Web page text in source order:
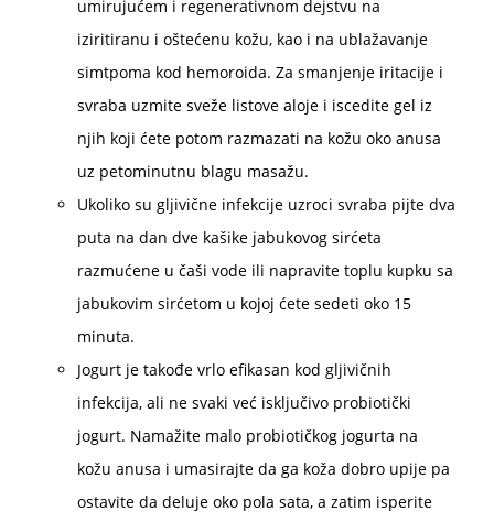
umirujućem i regenerativnom dejstvu na
iziritiranu i oštećenu kožu, kao i na ublažavanje
simtpoma kod hemoroida. Za smanjenje iritacije i
svraba uzmite sveže listove aloje i iscedite gel iz
njih koji ćete potom razmazati na kožu oko anusa
uz petominutnu blagu masažu.
Ukoliko su gljivične infekcije uzroci svraba pijte dva
puta na dan dve kašike jabukovog sirćeta
razmućene u čaši vode ili napravite toplu kupku sa
jabukovim sirćetom u kojoj ćete sedeti oko 15
minuta.
Jogurt je takođe vrlo efikasan kod gljivičnih
infekcija, ali ne svaki već isključivo probiotički
jogurt. Namažite malo probiotičkog jogurta na
kožu anusa i umasirajte da ga koža dobro upije pa
ostavite da deluje oko pola sata, a zatim isperite